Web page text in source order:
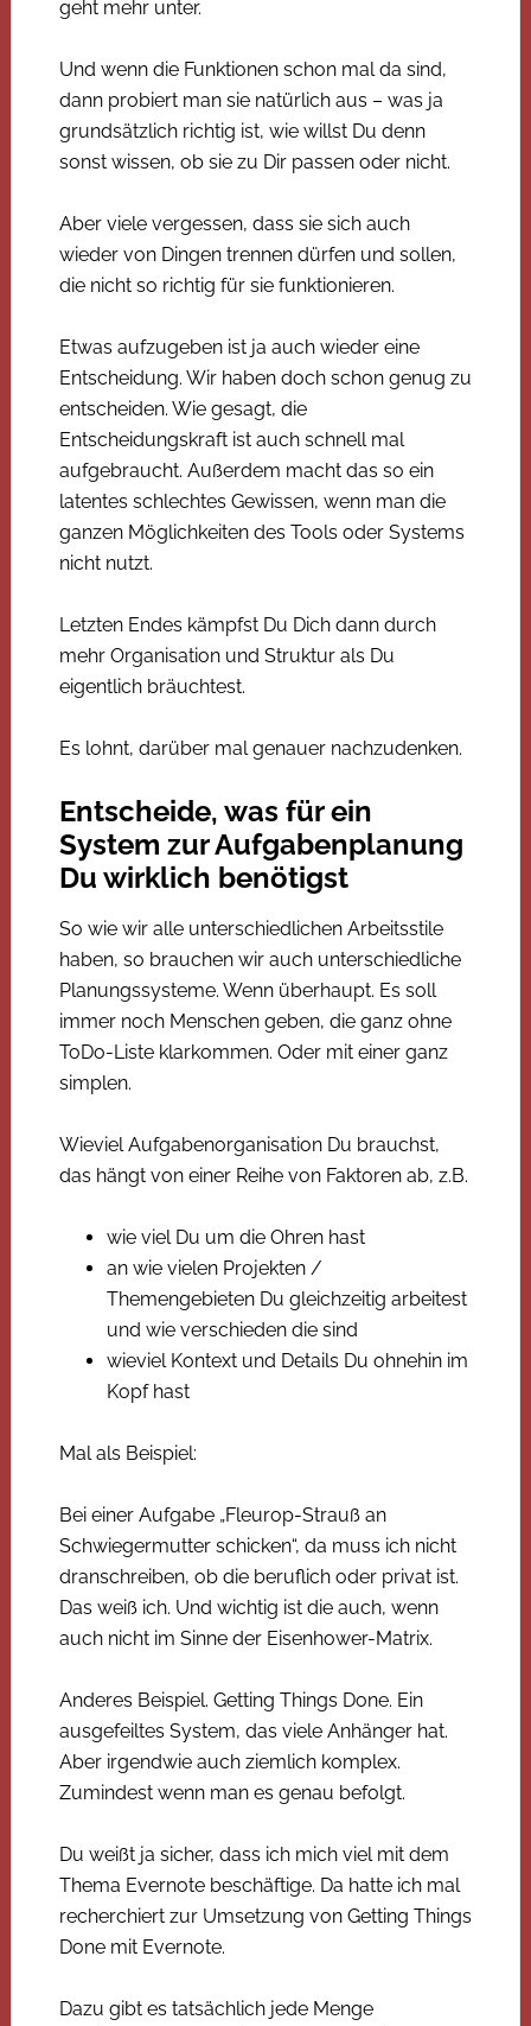
geht mehr unter.
Und wenn die Funktionen schon mal da sind,
dann probiert man sie natürlich aus – was ja
grundsätzlich richtig ist, wie willst Du denn
sonst wissen, ob sie zu Dir passen oder nicht.
Aber viele vergessen, dass sie sich auch
wieder von Dingen trennen dürfen und sollen,
die nicht so richtig für sie funktionieren.
Etwas aufzugeben ist ja auch wieder eine
Entscheidung. Wir haben doch schon genug zu
entscheiden. Wie gesagt, die
Entscheidungskraft ist auch schnell mal
aufgebraucht. Außerdem macht das so ein
latentes schlechtes Gewissen, wenn man die
ganzen Möglichkeiten des Tools oder Systems
nicht nutzt.
Letzten Endes kämpfst Du Dich dann durch
mehr Organisation und Struktur als Du
eigentlich bräuchtest.
Es lohnt, darüber mal genauer nachzudenken.
Entscheide, was für ein
System zur Aufgabenplanung
Du wirklich benötigst
So wie wir alle unterschiedlichen Arbeitsstile
haben, so brauchen wir auch unterschiedliche
Planungssysteme. Wenn überhaupt. Es soll
immer noch Menschen geben, die ganz ohne
ToDo-Liste klarkommen. Oder mit einer ganz
simplen.
Wieviel Aufgabenorganisation Du brauchst,
das hängt von einer Reihe von Faktoren ab, z.B.
wie viel Du um die Ohren hast
an wie vielen Projekten /
Themengebieten Du gleichzeitig arbeitest
und wie verschieden die sind
wieviel Kontext und Details Du ohnehin im
Kopf hast
Mal als Beispiel:
Bei einer Aufgabe „Fleurop-Strauß an
Schwiegermutter schicken“, da muss ich nicht
dranschreiben, ob die beruflich oder privat ist.
Das weiß ich. Und wichtig ist die auch, wenn
auch nicht im Sinne der Eisenhower-Matrix.
Anderes Beispiel. Getting Things Done. Ein
ausgefeiltes System, das viele Anhänger hat.
Aber irgendwie auch ziemlich komplex.
Zumindest wenn man es genau befolgt.
Du weißt ja sicher, dass ich mich viel mit dem
Thema Evernote beschäftige. Da hatte ich mal
recherchiert zur Umsetzung von Getting Things
Done mit Evernote.
Dazu gibt es tatsächlich jede Menge